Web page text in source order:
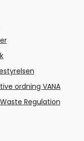
ordning VANA
Regulation